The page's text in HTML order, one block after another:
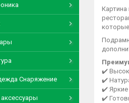
✔️
✔️
✔️ Яркие
✔️
Снаряжение